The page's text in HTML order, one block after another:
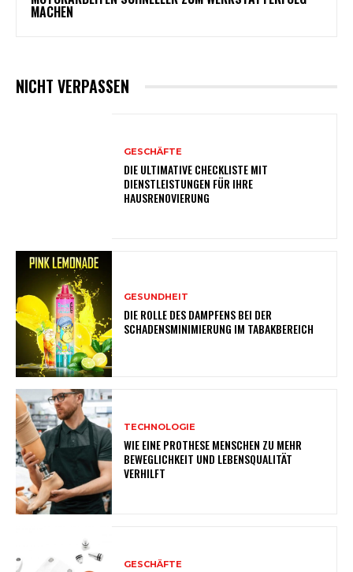
MACHEN
NICHT VERPASSEN
GESCHÄFTE
DIE ULTIMATIVE CHECKLISTE MIT
DIENSTLEISTUNGEN FÜR IHRE
HAUSRENOVIERUNG
GESUNDHEIT
DIE ROLLE DES DAMPFENS BEI DER
SCHADENSMINIMIERUNG IM TABAKBEREICH
TECHNOLOGIE
WIE EINE PROTHESE MENSCHEN ZU MEHR
BEWEGLICHKEIT UND LEBENSQUALITÄT
VERHILFT
GESCHÄFTE